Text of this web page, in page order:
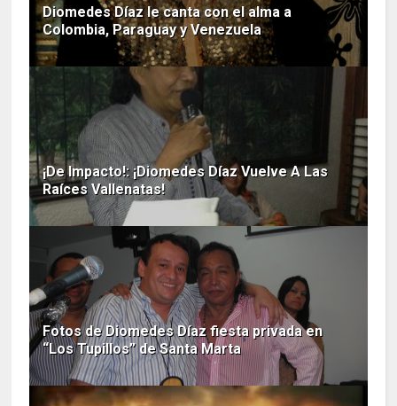
Diomedes Díaz le canta con el alma a
Colombia, Paraguay y Venezuela
¡De Impacto!: ¡Diomedes Díaz Vuelve A Las
Raíces Vallenatas!
Fotos de Diomedes Díaz fiesta privada en
“Los Tupillos” de Santa Marta